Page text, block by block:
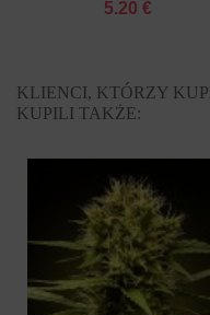
5.20 €
KLIENCI, KTÓRZY
KUPILI TAKŻE: